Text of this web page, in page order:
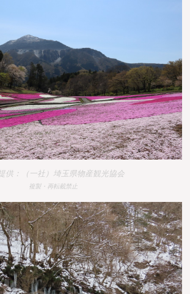
供：（一社）埼玉県物産観光協会
複製・再転載禁止